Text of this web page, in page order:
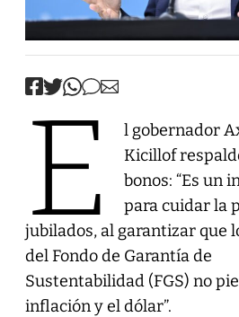
E
l gobernador
Kicillof
bonos: “Es un
para cuidar la
jubilados, al garantizar que
del Fondo de Garantía de
Sustentabilidad (FGS) no
inflación y el dólar”.